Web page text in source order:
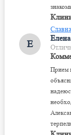
Е
Елена
Прием